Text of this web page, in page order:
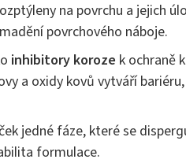
na povrchu a jejich
povrchového náboje.
inhibitory koroze k ochraně
a oxidy kovů vytváří
jedné fáze, které se
formulace.